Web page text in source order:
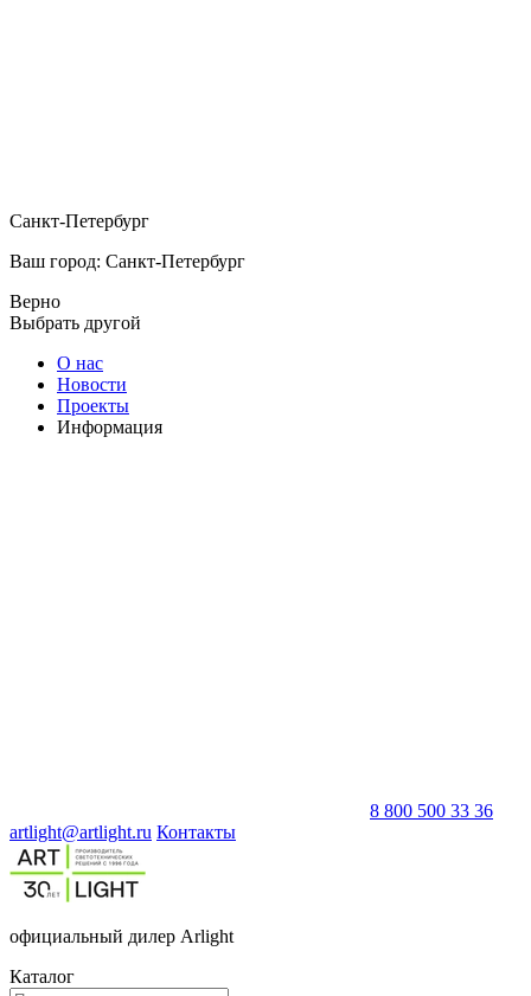
Санкт-Петербург
Ваш город: Санкт-Петербург
Верно
Выбрать другой
О нас
Новости
Проекты
Информация
8 800 500 33 36
artlight@artlight.ru Контакты
официальный дилер Arlight
Каталог